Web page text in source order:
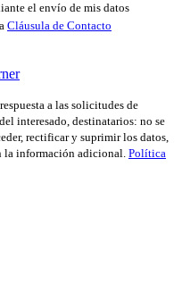
el envío de mis datos
Cláusula de Contacto
a las solicitudes de
interesado, destinatarios: no se
rectificar y suprimir los datos,
la información adicional. Política